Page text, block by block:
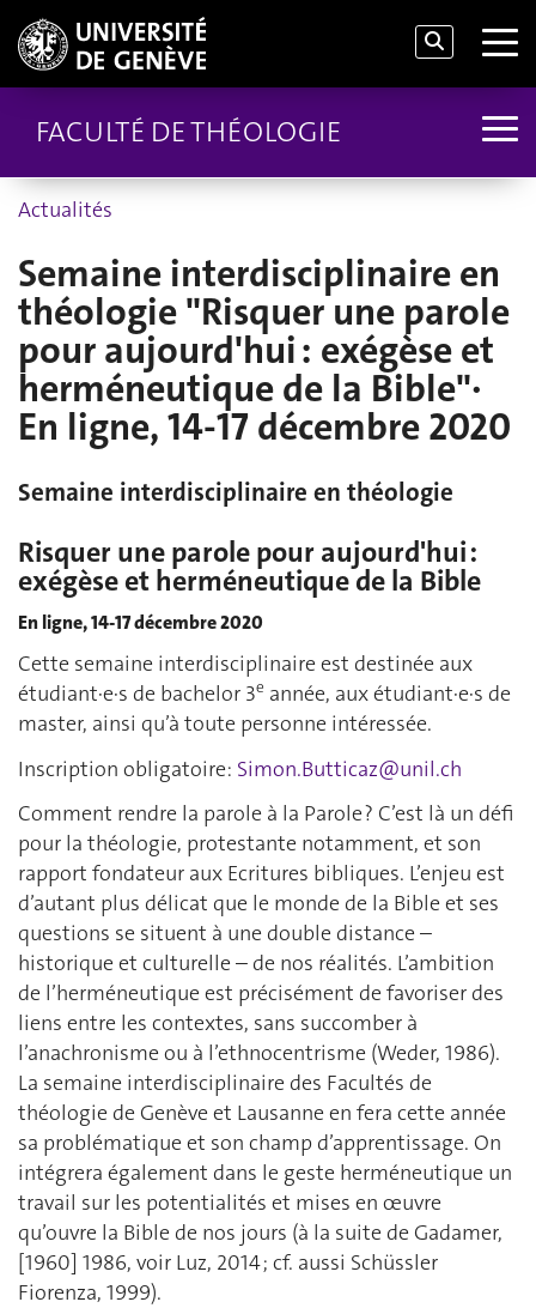
FACULTÉ DE THÉOLOGIE
Actualités
Semaine interdisciplinaire en
théologie "Risquer une parole
pour aujourd'hui : exégèse et
herméneutique de la Bible"·
En ligne, 14-17 décembre 2020
Semaine interdisciplinaire en théologie
Risquer une parole pour aujourd'hui :
exégèse et herméneutique de la Bible
En ligne, 14-17 décembre 2020
Cette semaine interdisciplinaire est destinée aux
étudiant∙e∙s de bachelor 3e année, aux étudiant∙e∙s de
master, ainsi qu’à toute personne intéressée.
Inscription obligatoire: Simon.Butticaz@unil.ch
Comment rendre la parole à la Parole ? C’est là un défi
pour la théologie, protestante notamment, et son
rapport fondateur aux Ecritures bibliques. L’enjeu est
d’autant plus délicat que le monde de la Bible et ses
questions se situent à une double distance –
historique et culturelle – de nos réalités. L’ambition
de l’herméneutique est précisément de favoriser des
liens entre les contextes, sans succomber à
l’anachronisme ou à l’ethnocentrisme (Weder, 1986).
La semaine interdisciplinaire des Facultés de
théologie de Genève et Lausanne en fera cette année
sa problématique et son champ d’apprentissage. On
intégrera également dans le geste herméneutique un
travail sur les potentialités et mises en œuvre
qu’ouvre la Bible de nos jours (à la suite de Gadamer,
[1960] 1986, voir Luz, 2014 ; cf. aussi Schüssler
Fiorenza, 1999).